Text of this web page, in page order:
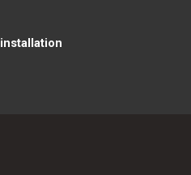
installation